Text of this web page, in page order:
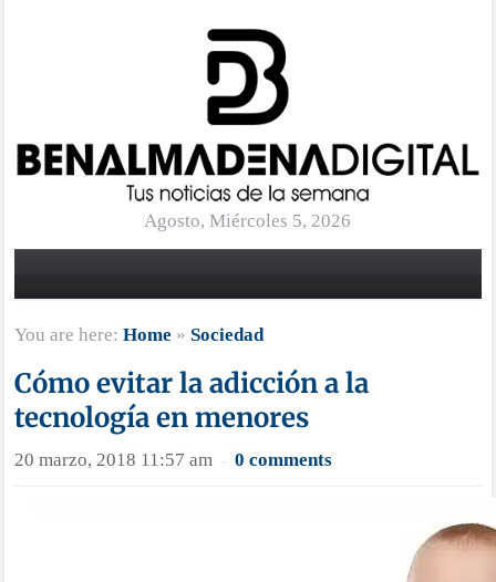
Agosto, Miércoles 5, 2026
You are here:Home »Sociedad
Cómo evitar la adicción a la
tecnología en menores
20 marzo, 2018 11:57 am · 0 comments